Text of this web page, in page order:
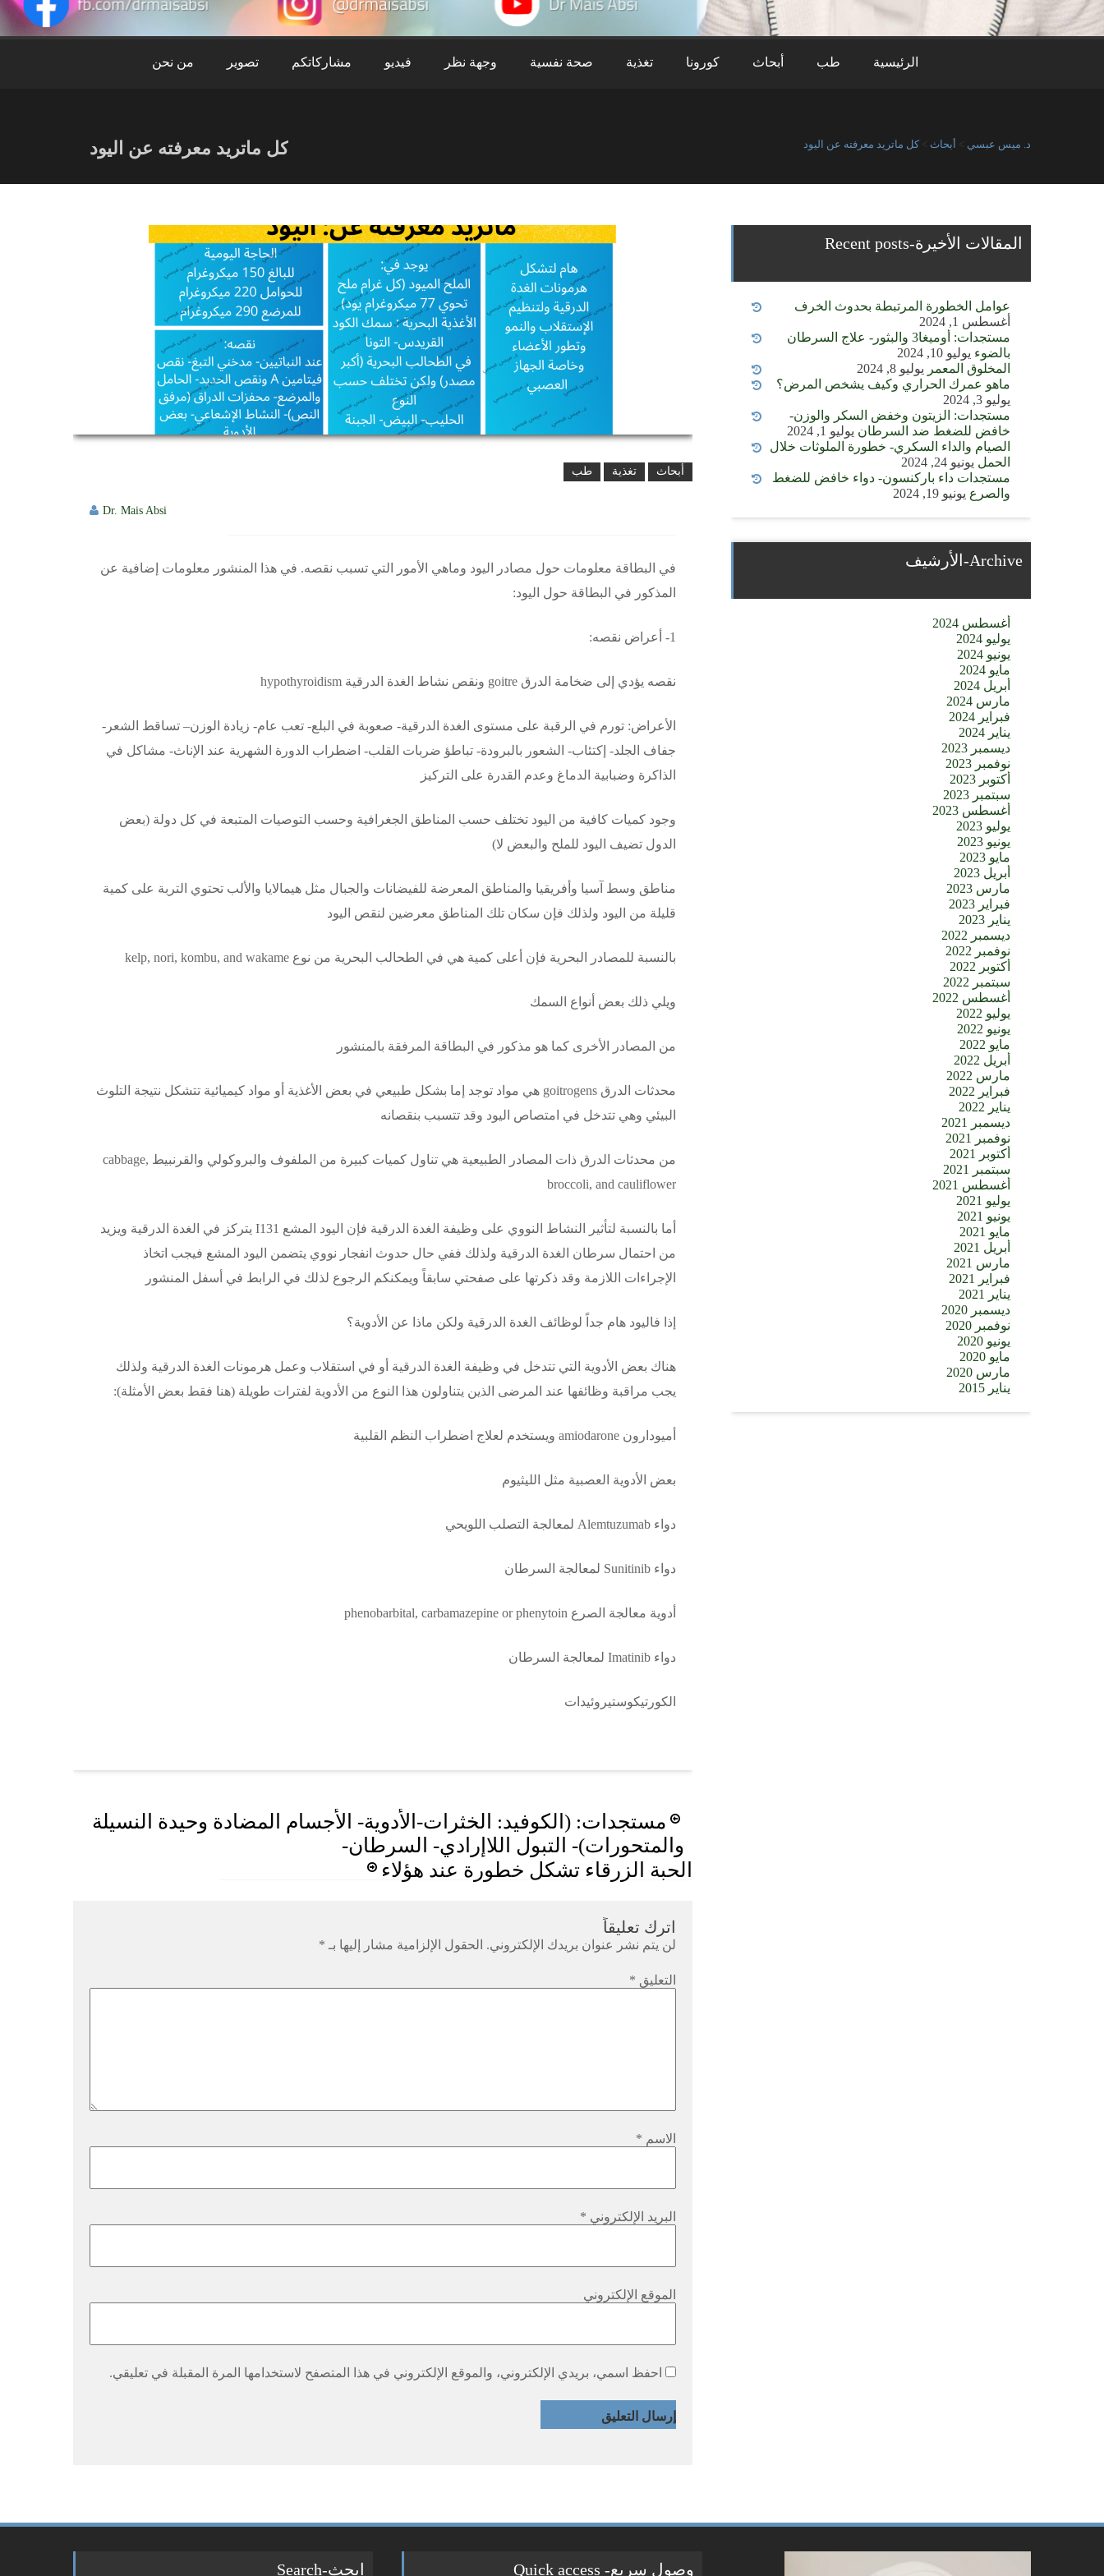
الرئيسية طب أبحاث كورونا تغذية صحة نفسية وجهة نظر فيديو مشاركاتكم تصوير من نحن
كل ماتريد معرفته عن اليود د. ميس عبسي > أبحاث >كل ماتريد معرفته عن اليود
أبحاث تغذية طب
Dr. Mais Absi
في البطاقة معلومات حول مصادر اليود وماهي الأمور التي تسبب نقصه. في هذا المنشور معلومات إضافية عن
المذكور في البطاقة حول اليود:
1- أعراض نقصه:
نقصه يؤدي إلى ضخامة الدرق goitre ونقص نشاط الغدة الدرقية hypothyroidism
الأعراض: تورم في الرقبة على مستوى الغدة الدرقية- صعوبة في البلع- تعب عام- زيادة الوزن– تساقط الشعر-
جفاف الجلد- إكتئاب- الشعور بالبرودة- تباطؤ ضربات القلب- اضطراب الدورة الشهرية عند الإناث- مشاكل في
الذاكرة وضبابية الدماغ وعدم القدرة على التركيز
وجود كميات كافية من اليود تختلف حسب المناطق الجغرافية وحسب التوصيات المتبعة في كل دولة (بعض
الدول تضيف اليود للملح والبعض لا)
مناطق وسط آسيا وأفريقيا والمناطق المعرضة للفيضانات والجبال مثل هيمالايا والألب تحتوي التربة على كمية
قليلة من اليود ولذلك فإن سكان تلك المناطق معرضين لنقص اليود
بالنسبة للمصادر البحرية فإن أعلى كمية هي في الطحالب البحرية من نوع kelp, nori, kombu, and wakame
ويلي ذلك بعض أنواع السمك
من المصادر الأخرى كما هو مذكور في البطاقة المرفقة بالمنشور
محدثات الدرق goitrogens هي مواد توجد إما بشكل طبيعي في بعض الأغذية أو مواد كيميائية تتشكل نتيجة التلوث
البيئي وهي تتدخل في امتصاص اليود وقد تتسبب بنقصانه
من محدثات الدرق ذات المصادر الطبيعية هي تناول كميات كبيرة من الملفوف والبروكولي والقرنبيط cabbage,
broccoli, and cauliflower
أما بالنسبة لتأثير النشاط النووي على وظيفة الغدة الدرقية فإن اليود المشع I131 يتركز في الغدة الدرقية ويزيد
من احتمال سرطان الغدة الدرقية ولذلك ففي حال حدوث انفجار نووي يتضمن اليود المشع فيجب اتخاذ
الإجراءات اللازمة وقد ذكرتها على صفحتي سابقاً ويمكنكم الرجوع لذلك في الرابط في أسفل المنشور
إذا فاليود هام جداً لوظائف الغدة الدرقية ولكن ماذا عن الأدوية؟
هناك بعض الأدوية التي تتدخل في وظيفة الغدة الدرقية أو في استقلاب وعمل هرمونات الغدة الدرقية ولذلك
يجب مراقبة وظائفها عند المرضى الذين يتناولون هذا النوع من الأدوية لفترات طويلة (هنا فقط بعض الأمثلة):
أميودارون amiodarone ويستخدم لعلاج اضطراب النظم القلبية
بعض الأدوية العصبية مثل الليثيوم
دواء Alemtuzumab لمعالجة التصلب اللويحي
دواء Sunitinib لمعالجة السرطان
أدوية معالجة الصرع phenobarbital, carbamazepine or phenytoin
دواء Imatinib لمعالجة السرطان
الكورتيكوستيروئيدات
Post
navigation
مستجدات: (الكوفيد: الخثرات-الأدوية- الأجسام المضادة وحيدة النسيلة
والمتحورات)- التبول اللاإرادي- السرطان-
الحبة الزرقاء تشكل خطورة عند هؤلاء
اترك تعليقاً
لن يتم نشر عنوان بريدك الإلكتروني. الحقول الإلزامية مشار إليها بـ *
التعليق *
الاسم *
البريد الإلكتروني *
الموقع الإلكتروني
احفظ اسمي، بريدي الإلكتروني، والموقع الإلكتروني في هذا المتصفح لاستخدامها المرة المقبلة في تعليقي.
المقالات الأخيرة-Recent posts
عوامل الخطورة المرتبطة بحدوث الخرف
أغسطس 1, 2024
مستجدات: أوميغا3 والبثور- علاج السرطان
بالضوء يوليو 10, 2024
المخلوق المعمر يوليو 8, 2024
ماهو عمرك الحراري وكيف يشخص المرض؟
يوليو 3, 2024
مستجدات: الزيتون وخفض السكر والوزن-
خافض للضغط ضد السرطان يوليو 1, 2024
الصيام والداء السكري- خطورة الملوثات خلال
الحمل يونيو 24, 2024
مستجدات داء باركنسون- دواء خافض للضغط
والصرع يونيو 19, 2024
Archive-الأرشيف
أغسطس 2024
يوليو 2024
يونيو 2024
مايو 2024
أبريل 2024
مارس 2024
فبراير 2024
يناير 2024
ديسمبر 2023
نوفمبر 2023
أكتوبر 2023
سبتمبر 2023
أغسطس 2023
يوليو 2023
يونيو 2023
مايو 2023
أبريل 2023
مارس 2023
فبراير 2023
يناير 2023
ديسمبر 2022
نوفمبر 2022
أكتوبر 2022
سبتمبر 2022
أغسطس 2022
يوليو 2022
يونيو 2022
مايو 2022
أبريل 2022
مارس 2022
فبراير 2022
يناير 2022
ديسمبر 2021
نوفمبر 2021
أكتوبر 2021
سبتمبر 2021
أغسطس 2021
يوليو 2021
يونيو 2021
مايو 2021
أبريل 2021
مارس 2021
فبراير 2021
يناير 2021
ديسمبر 2020
نوفمبر 2020
يونيو 2020
مايو 2020
مارس 2020
يناير 2015
ابحث-Search وصول سريع- Quick access